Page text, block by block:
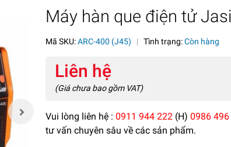
Máy hàn que điện tử
Mã SKU:ARC-400 (J45) | Tình trạng:Còn hàng
Liên hệ
(Giá chưa bao gồm VAT)
Vui lòng liên hệ :0911 944 222 (H)0986 496
tư vấn chuyên sâu về các sản phẩm.